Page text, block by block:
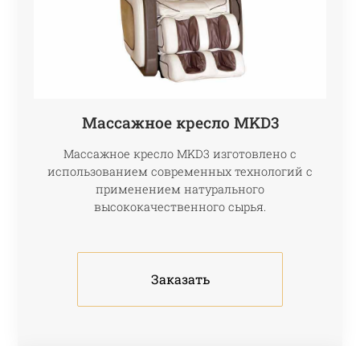
Массажное кресло МKD3
Массажное кресло МKD3 изготовлено с
использованием современных технологий с
применением натурального
высококачественного сырья.
Заказать